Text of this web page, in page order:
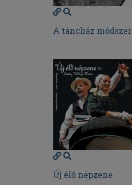
A táncház módszer
Új élő népzene